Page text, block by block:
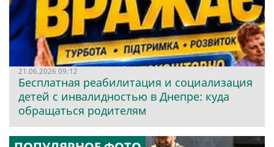
21.06.2026 09:12
Бесплатная реабилитация и социализация
детей с инвалидностью в Днепре: куда
обращаться родителям